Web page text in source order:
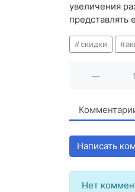
увеличения
представлять
скидки
—
Написать
Нет